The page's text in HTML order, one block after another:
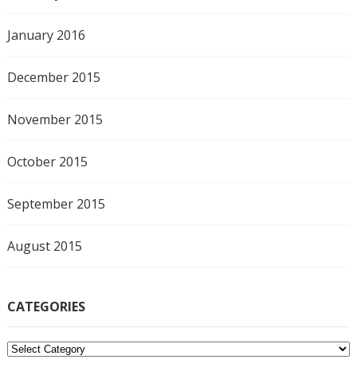
January 2016
December 2015
November 2015
October 2015
September 2015
August 2015
CATEGORIES
C